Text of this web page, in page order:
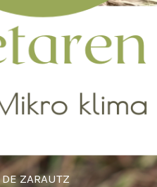
ZARAUTZ